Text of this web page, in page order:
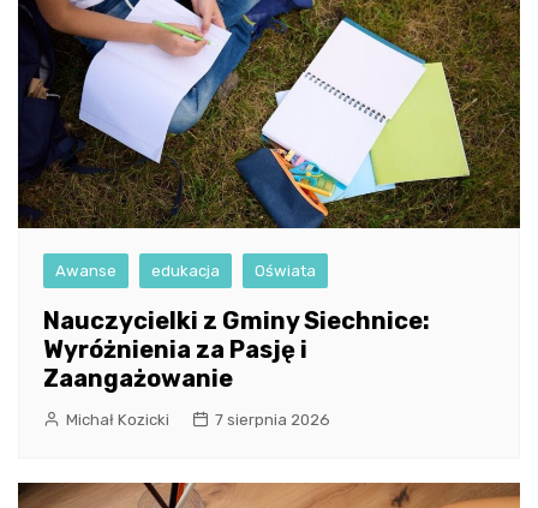
Awanse edukacja Oświata
Nauczycielki z Gminy Siechnice:
Wyróżnienia za Pasję i
Zaangażowanie
Michał Kozicki 7 sierpnia 2026